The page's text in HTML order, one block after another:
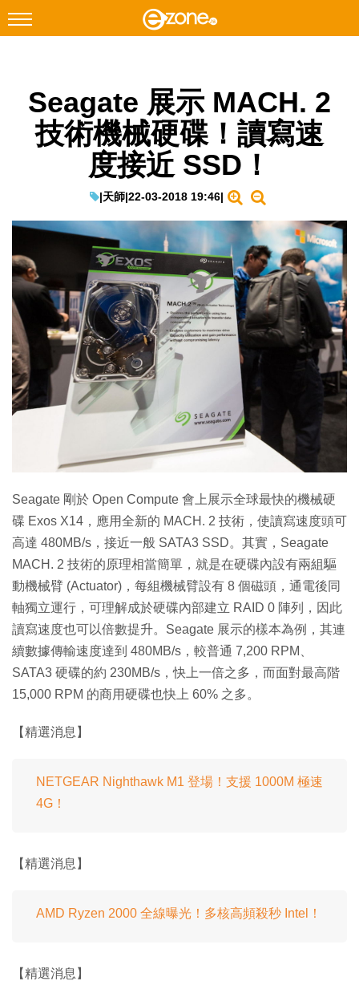
Facebook Instagram
科技焦點
教學評測
EduTech
IT Times
生成式AI與雲端應用
Enterprise Digital Transformation
特集
Seagate 展示 MACH. 2
技術機械硬碟！讀寫速
度接近 SSD！
|天師|22-03-2018 19:46|
Seagate 剛於 Open Compute 會上展示全球最快的機械硬
碟 Exos X14，應用全新的 MACH. 2 技術，使讀寫速度頭可
高達 480MB/s，接近一般 SATA3 SSD。其實，Seagate
MACH. 2 技術的原理相當簡單，就是在硬碟內設有兩組驅
動機械臂 (Actuator)，每組機械臂設有 8 個磁頭，通電後同
軸獨立運行，可理解成於硬碟內部建立 RAID 0 陣列，因此
讀寫速度也可以倍數提升。Seagate 展示的樣本為例，其連
續數據傳輸速度達到 480MB/s，較普通 7,200 RPM、
SATA3 硬碟的約 230MB/s，快上一倍之多，而面對最高階
15,000 RPM 的商用硬碟也快上 60% 之多。
【精選消息】
NETGEAR Nighthawk M1 登場！支援 1000M 極速
4G！
【精選消息】
AMD Ryzen 2000 全線曝光！多核高頻殺秒 Intel！
【精選消息】